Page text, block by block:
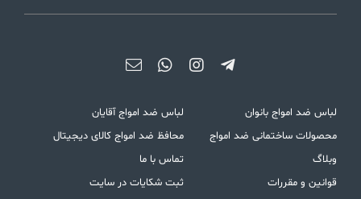
لباس ضد امواج بانوان
لباس ضد امواج آقایان
محصولات ساختمانی ضد امواج
محافظ ضد امواج کالای دیجیتال
وبلاگ
تماس با ما
قوانین و مقررات
ثبت شکایات در سایت